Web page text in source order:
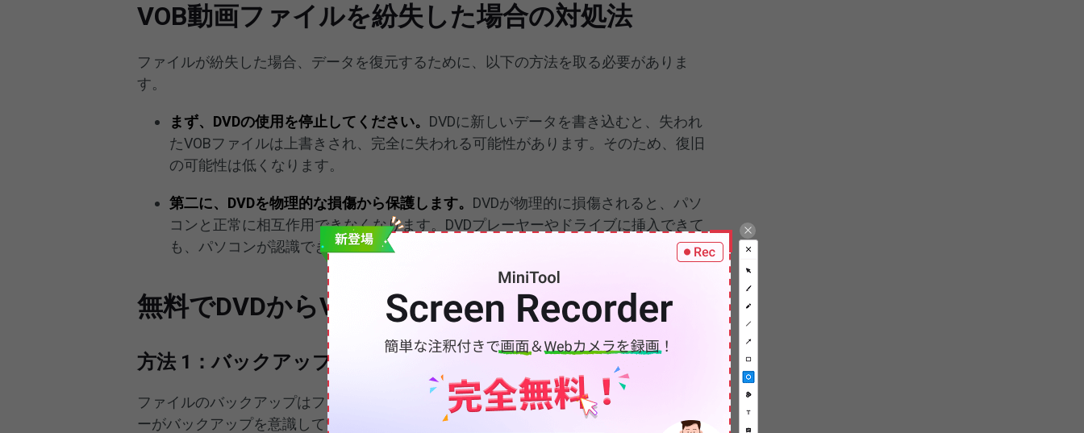
VOB動画ファイルを紛失した場合の対処法
ファイルが紛失した場合、データを復元するために、以下の方法を取る必要がありま
す。
まず、DVDの使用を停止してください。 DVDに新しいデータを書き込むと、失われ
たVOBファイルは上書きされ、完全に失われる可能性があります。そのため、復旧
の可能性は低くなります。
第二に、DVDを物理的な損傷から保護します。 DVDが物理的に損傷されると、パソ
コンと正常に相互作用できなくなります。DVDプレーヤーやドライブに挿入できて
も、パソコンが認識できず、スキャンや復元に失敗する可能性があります。
無料でDVDからVOBファイルを復元する方法
方法 1：バックアップからVOB動画ファイルを復元する
ファイルのバックアップはファイルを保護する重要な手段です。今、より多くのユーザ
ーがバックアップを意識しています。DVDに書き込む前にVOB動画ファイルをバックア